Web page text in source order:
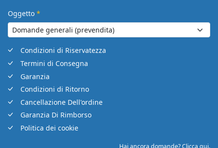
Oggetto *
Condizioni di Riservatezza
Termini di Consegna
Garanzia
Condizioni di Ritorno
Cancellazione Dell'ordine
Garanzia Di Rimborso
Politica dei cookie
Hai ancora domande? Clicca qui.